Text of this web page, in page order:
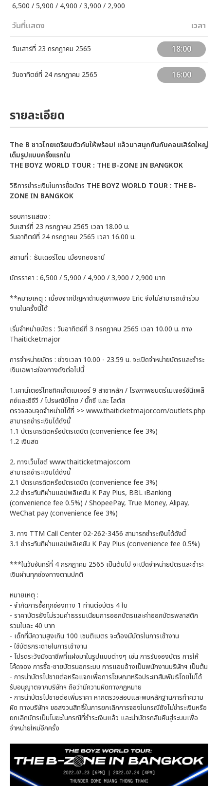
6,500 / 5,900 / 4,900 / 3,900 / 2,900
วันที่แสดง เวลา
วันเสาร์ที่ 23 กรกฎาคม 2565 18:00
วันอาทิตย์ที่ 24 กรกฎาคม 2565 16:00
รายละเอียด
The B ชาวไทยเตรียมตัวกันให้พร้อม! แล้วมาสนุกกันกับคอนเสิร์ตใหญ่
เต็มรูปแบบครั้งแรกใน
THE BOYZ WORLD TOUR : THE B-ZONE IN BANGKOK
วิธีการชำระเงินในการซื้อบัตร THE BOYZ WORLD TOUR : THE B-
ZONE IN BANGKOK
รอบการแสดง :
วันเสาร์ที่ 23 กรกฎาคม 2565 เวลา 18.00 น.
วันอาทิตย์ที่ 24 กรกฎาคม 2565 เวลา 16.00 น.
สถานที่ : ธันเดอร์โดม เมืองทองธานี
บัตรราคา : 6,500 / 5,900 / 4,900 / 3,900 / 2,900 บาท
**หมายเหตุ : เนื่องจากปัญหาด้านสุขภาพของ Eric จึงไม่สามารถเข้าร่วม
งานในครั้งนี้ได้
เริ่มจำหน่ายบัตร : วันอาทิตย์ที่ 3 กรกฎาคม 2565 เวลา 10.00 น. ทาง
Thaiticketmajor
การจำหน่ายบัตร : ช่วงเวลา 10.00 - 23.59 น. จะเปิดจำหน่ายบัตรและชำระ
เงินเฉพาะช่องทางดังต่อไปนี้
1.เคาน์เตอร์ไทยทิคเก็ตเมเจอร์ 9 สาขาหลัก / โรงภาพยนตร์เมเจอร์ซีนีเพล็
กซ์และอีจีวี / ไปรษณีย์ไทย / บิ๊กซี และ โลตัส
ตรวจสอบจุดจำหน่ายได้ที่ >> www.thaiticketmajor.com/outlets.php
สามารถชำระเงินได้ดังนี้
1.1 บัตรเครดิตหรือบัตรเดบิต (convenience fee 3%)
1.2 เงินสด
2. ทางเว็บไซต์ www.thaiticketmajor.com
สามารถชำระเงินได้ดังนี้
2.1 บัตรเครดิตหรือบัตรเดบิต (convenience fee 3%)
2.2 ชำระทันทีผ่านแอปพลิเคชัน K Pay Plus, BBL iBanking
(convenience fee 0.5%) / ShopeePay, True Money, Alipay,
WeChat pay (convenience fee 3%)
3. ทาง TTM Call Center 02-262-3456 สามารถชำระเงินได้ดังนี้
3.1 ชำระทันทีผ่านแอปพลิเคชัน K Pay Plus (convenience fee 0.5%)
***ในวันจันทร์ที่ 4 กรกฎาคม 2565 เป็นต้นไป จะเปิดจำหน่ายบัตรและชำระ
เงินผ่านทุกช่องทางตามปกติ
หมายเหตุ :
- จำกัดการซื้อทุกช่องทาง 1 ท่านต่อบัตร 4 ใบ
- ราคาบัตรยังไม่รวมค่าธรรมเนียมการออกบัตรและค่าออกบัตรพลาสติก
รวมใบละ 40 บาท
- เด็กที่มีความสูงเกิน 100 เซนติเมตร จะต้องมีบัตรในการเข้างาน
- ใช้บัตรกระดาษในการเข้างาน
- โปรดระวังมิจฉาชีพที่แฝงมาในรูปแบบต่างๆ เช่น การรับจองบัตร การให้
โค้ดจอง การซื้อ-ขายบัตรนอกระบบ การแอบอ้างเป็นพนักงานบริษัทฯ เป็นต้น
- การนำบัตรไปขายต่อหรือแจกเพื่อการโฆษณาหรือประชาสัมพันธ์โดยไม่ได้
รับอนุญาตจากบริษัทฯ ถือว่ามีความผิดทางกฏหมาย
- การนำบัตรไปขายต่อเพิ่มราคา หากตรวจสอบและพบหลักฐานการทำความ
ผิด ทางบริษัทฯ ขอสงวนสิทธิ์ในการยกเลิกการจองในกรณียังไม่ชำระเงินหรือ
ยกเลิกบัตรเป็นโมฆะในกรณีที่ชำระเงินแล้ว และนำบัตรกลับคืนสู่ระบบเพื่อ
จำหน่ายใหม่อีกครั้ง